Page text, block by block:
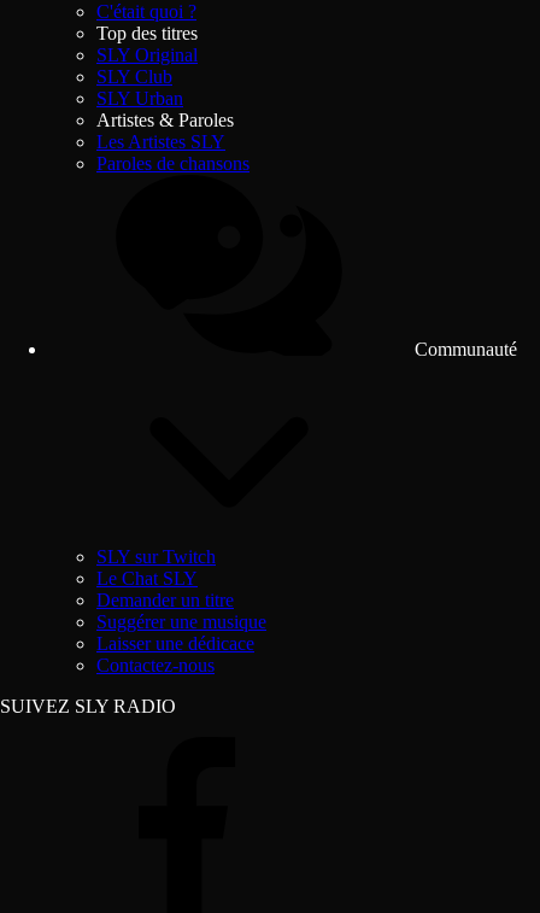
C'était quoi ?
Top des titres
SLY Original
SLY Club
SLY Urban
Artistes & Paroles
Les Artistes SLY
Paroles de chansons
Communauté
SLY sur Twitch
Le Chat SLY
Demander un titre
Suggérer une musique
Laisser une dédicace
Contactez-nous
SUIVEZ SLY RADIO